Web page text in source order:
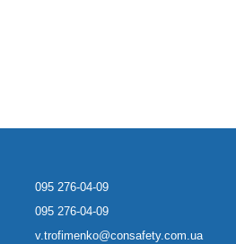
095 276-04-09
095 276-04-09
v.trofimenko@consafety.com.ua